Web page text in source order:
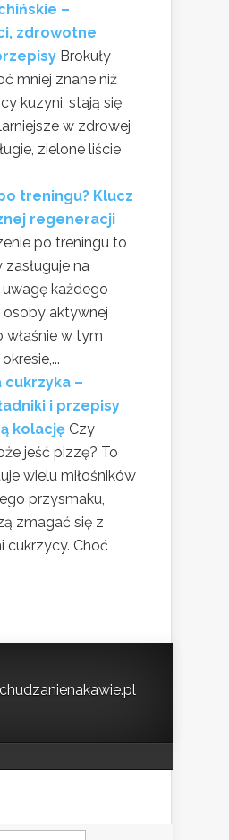
–
zdrowotne
Brokuły
mniej znane niż
kuzyni, stają się
w zdrowej
zielone liście
treningu? Klucz
regeneracji
po treningu to
na
każdego
aktywnej
właśnie w tym
cukrzyka –
i przepisy
kolację Czy
jeść pizzę? To
wielu miłośników
przysmaku,
zmagać się z
cukrzycy. Choć